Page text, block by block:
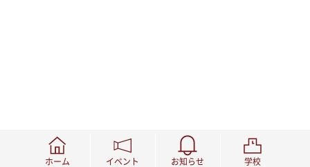
ホーム イベント お知らせ 学校